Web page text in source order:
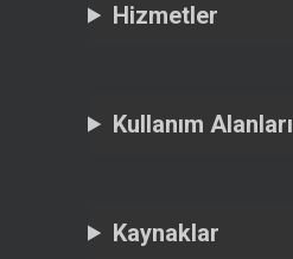
Hizmetler
Kullanım Alanları
Kaynaklar